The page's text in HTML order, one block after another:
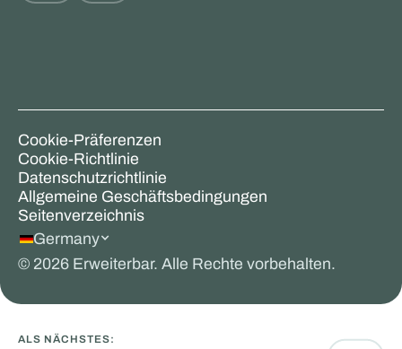
Cookie-Präferenzen
Cookie-Richtlinie
Datenschutzrichtlinie
Allgemeine Geschäftsbedingungen
Seitenverzeichnis
Germany
© 2026 Erweiterbar. Alle Rechte vorbehalten.
ALS NÄCHSTES: